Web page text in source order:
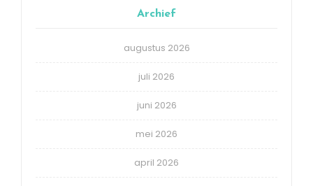
Archief
augustus 2026
juli 2026
juni 2026
mei 2026
april 2026